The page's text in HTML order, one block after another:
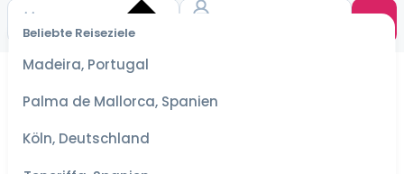
Beliebte Reiseziele
Madeira, Portugal
Palma de Mallorca, Spanien
Köln, Deutschland
Wähle
Datum
für die
besten
Preise